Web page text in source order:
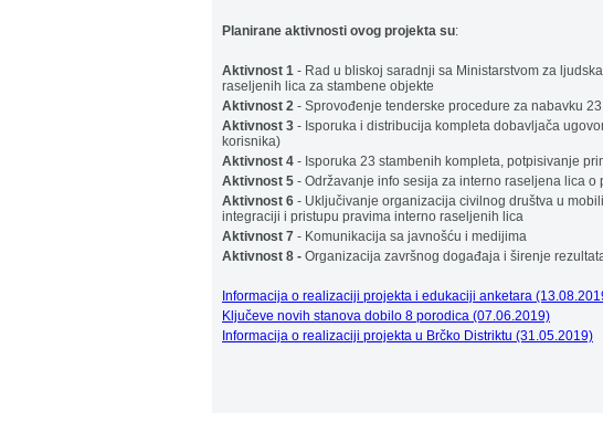
Planirane aktivnosti ovog projekta su:
Aktivnost 1 - Rad u bliskoj saradnji sa Ministarstvom za
raseljenih lica za stambene objekte
Aktivnost 2 - Sprovođenje tenderske procedure za nabavku
Aktivnost 3 - Isporuka i distribucija kompleta dobavljača
korisnika)
Aktivnost 4 - Isporuka 23 stambenih kompleta, potpisivanje
Aktivnost 5 - Održavanje info sesija za interno raseljena lica
Aktivnost 6 - Uključivanje organizacija civilnog društva u
integraciji i pristupu pravima interno raseljenih lica
Aktivnost 7 - Komunikacija sa javnošću i medijima
Aktivnost 8 - Organizacija završnog događaja i širenje
Informacija o realizaciji projekta i edukaciji anketara
Ključeve novih stanova dobilo 8 porodica (07.06.2019)
Informacija o realizaciji projekta u Brčko Distriktu (31.05.2019)